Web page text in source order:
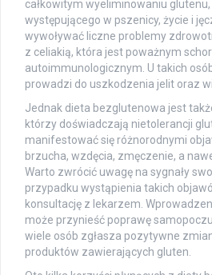
całkowitym wyeliminowaniu glutenu,
występującego w pszenicy, życie i
wywoływać liczne problemy
z celiakią, która jest poważnym
autoimmunologicznym. U takich
prowadzi do uszkodzenia jelit oraz
Jednak dieta bezglutenowa jest
którzy doświadczają nietolerancji
manifestować się różnorodnymi
brzucha, wzdęcia, zmęczenie, a
Warto zwrócić uwagę na sygnały
przypadku wystąpienia takich
konsultację z lekarzem.
może przynieść poprawę
wiele osób zgłasza pozytywne
produktów zawierających gluten.